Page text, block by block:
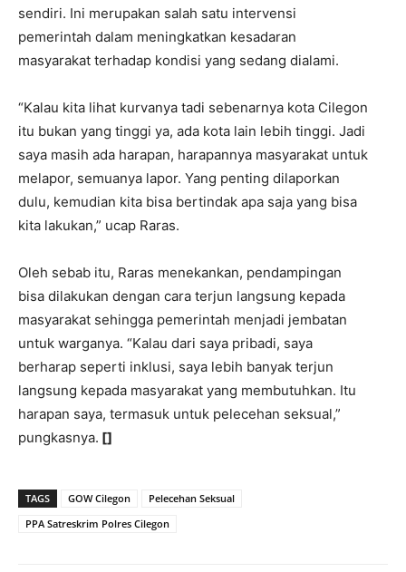
sendiri. Ini merupakan salah satu intervensi
pemerintah dalam meningkatkan kesadaran
masyarakat terhadap kondisi yang sedang dialami.
“Kalau kita lihat kurvanya tadi sebenarnya kota Cilegon
itu bukan yang tinggi ya, ada kota lain lebih tinggi. Jadi
saya masih ada harapan, harapannya masyarakat untuk
melapor, semuanya lapor. Yang penting dilaporkan
dulu, kemudian kita bisa bertindak apa saja yang bisa
kita lakukan,” ucap Raras.
Oleh sebab itu, Raras menekankan, pendampingan
bisa dilakukan dengan cara terjun langsung kepada
masyarakat sehingga pemerintah menjadi jembatan
untuk warganya. “Kalau dari saya pribadi, saya
berharap seperti inklusi, saya lebih banyak terjun
langsung kepada masyarakat yang membutuhkan. Itu
harapan saya, termasuk untuk pelecehan seksual,”
pungkasnya. []
TAGS GOW Cilegon
Pelecehan Seksual
PPA Satreskrim Polres Cilegon